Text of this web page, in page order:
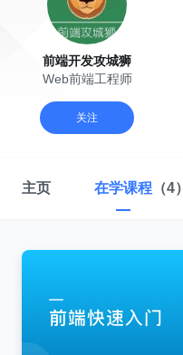
前端开发攻城狮
Web前端工程师
关注
主页 在学课程 （4）